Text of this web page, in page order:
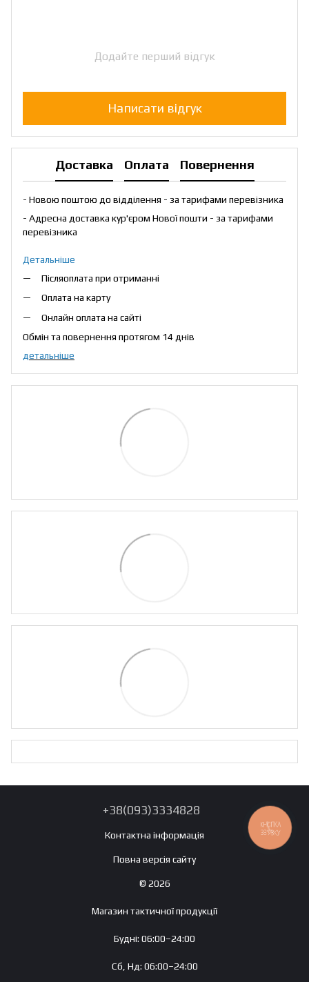
Додайте перший відгук
Написати відгук
Доставка Оплата Повернення
- Новою поштою до відділення - за тарифами перевізника
- Адресна доставка кур'єром Нової пошти - за тарифами
перевізника
Детальніше
Післяоплата при отриманні
Оплата на карту
Онлайн оплата на сайті
Обмін та повернення протягом 14 днів
детальніше
+38(093)3334828
Контактна інформація
Повна версія сайту
© 2026
Магазин тактичної продукції
Будні: 06:00–24:00
Сб, Нд: 06:00–24:00
КНОПКА
ЗВ'ЯЗКУ